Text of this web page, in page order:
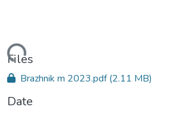
Files
Brazhnik m 2023.pdf(2.11 MB)
Date